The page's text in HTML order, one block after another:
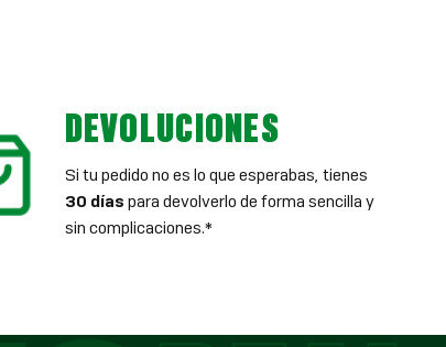
DEVOLUCIONES
Si tu pedido no es lo que esperabas, tienes
30 días para devolverlo de forma sencilla y
sin complicaciones.*